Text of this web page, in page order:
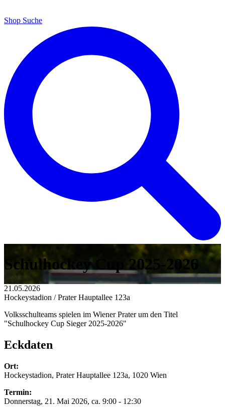
Shop Suche
Schulhockey Cup 2025-2026
21.05.2026
Hockeystadion / Prater Hauptallee 123a
Volksschulteams spielen im Wiener Prater um den Titel
"Schulhockey Cup Sieger 2025-2026"
Eckdaten
Ort:
Hockeystadion, Prater Hauptallee 123a, 1020 Wien
Termin:
Donnerstag, 21. Mai 2026, ca. 9:00 - 12:30